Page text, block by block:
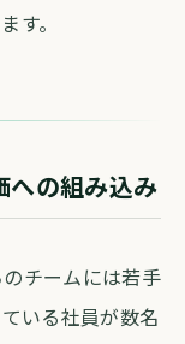
す。
への組み込み
チームには若手
いる社員が数名